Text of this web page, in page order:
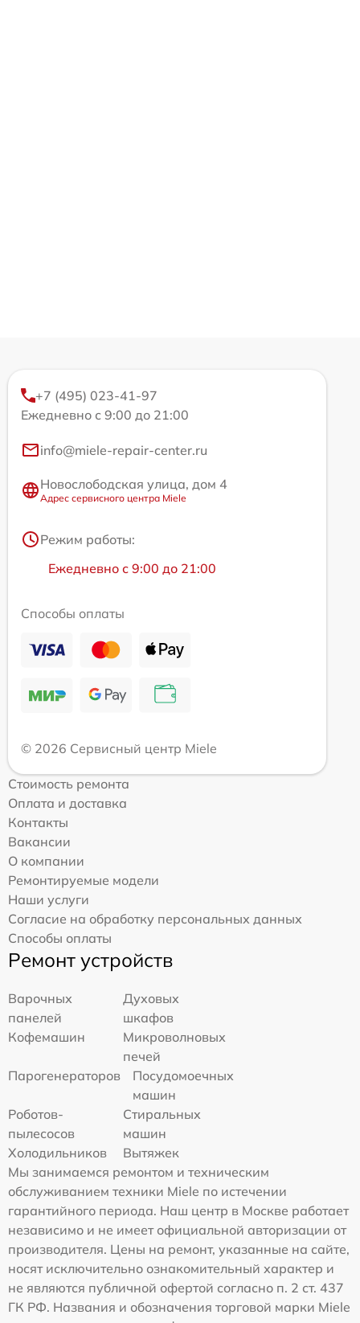
+7 (495) 023-41-97
Ежедневно с 9:00 до 21:00
info@miele-repair-center.ru
Новослободская улица, дом 4
Адрес сервисного центра Miele
Режим работы:
Ежедневно с 9:00 до 21:00
Способы оплаты
© 2026 Сервисный центр Miele
Стоимость ремонта
Оплата и доставка
Контакты
Вакансии
О компании
Ремонтируемые модели
Наши услуги
Согласие на обработку персональных данных
Способы оплаты
Ремонт устройств
Варочных
панелей
Духовых
шкафов
Кофемашин
Микроволновых
печей
Парогенераторов
Посудомоечных
машин
Роботов-
пылесосов
Стиральных
машин
Холодильников
Вытяжек
Мы занимаемся ремонтом и техническим
обслуживанием техники Miele по истечении
гарантийного периода. Наш центр в Москве работает
независимо и не имеет официальной авторизации от
производителя. Цены на ремонт, указанные на сайте,
носят исключительно ознакомительный характер и
не являются публичной офертой согласно п. 2 ст. 437
ГК РФ. Названия и обозначения торговой марки Miele